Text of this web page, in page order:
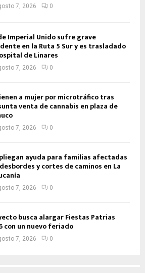
7, 2026 0
Imperial Unido sufre grave
en la Ruta 5 Sur y es trasladado
de Linares
7, 2026 0
a mujer por microtráfico tras
venta de cannabis en plaza de
7, 2026 0
ayuda para familias afectadas
y cortes de caminos en La
7, 2026 0
busca alargar Fiestas Patrias
con un nuevo feriado
7, 2026 0